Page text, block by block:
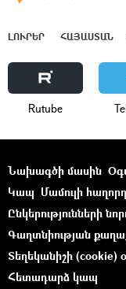
ԼՈՒՐԵՐ ՀԱՅԱՍՏԱՆ
Rutube
Նախագծի մասին
Կապ Մամուլի
Ընկերությունների
Գաղտնիության
Տեղեկանիշի
Հետադարձ կապ